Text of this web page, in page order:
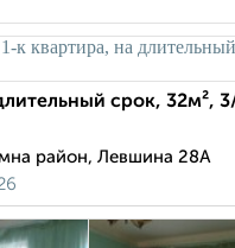
срок, 32м²,
район, Левшина 28А